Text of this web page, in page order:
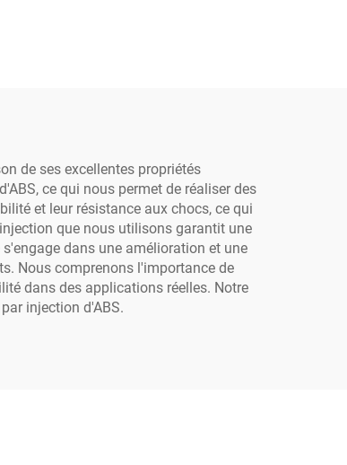
de ses excellentes propriétés
ce qui nous permet de réaliser des
et leur résistance aux chocs, ce qui
que nous utilisons garantit une
dans une amélioration et une
Nous comprenons l'importance de
dans des applications réelles. Notre
injection d'ABS.